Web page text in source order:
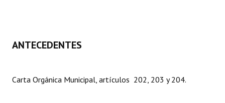
Proyectos Presentados
Actas de Sesión
ANTECEDENTES
Carta Orgánica Municipal, artículos 202, 203 y 204.